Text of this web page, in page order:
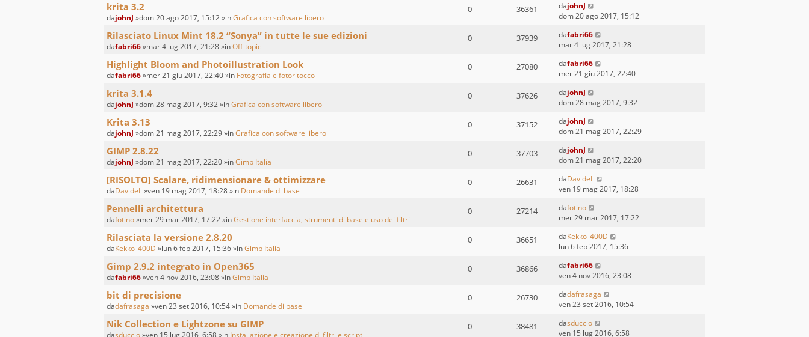
krita 3.2
dajohnJ »dom 20 ago 2017, 15:12 »inGrafica con software libero
0 36361 dajohnJ
dom 20 ago 2017, 15:12
Rilasciato Linux Mint 18.2 “Sonya” in tutte le sue edizioni
dafabri66»mar 4 lug 2017, 21:28 »inOff-topic
0 37939 dafabri66
mar 4 lug 2017, 21:28
Highlight Bloom and Photoillustration Look
dafabri66»mer 21 giu 2017, 22:40 »in Fotografia e fotoritocco
0 27080 dafabri66
mer 21 giu 2017, 22:40
krita 3.1.4
dajohnJ »dom 28 mag 2017, 9:32 »inGrafica con software libero
0 37626 dajohnJ
dom 28 mag 2017, 9:32
Krita 3.13
dajohnJ »dom 21 mag 2017, 22:29 »inGrafica con software libero
0 37152 dajohnJ
dom 21 mag 2017, 22:29
GIMP 2.8.22
dajohnJ »dom 21 mag 2017, 22:20 »inGimp Italia
0 37703 dajohnJ
dom 21 mag 2017, 22:20
[RISOLTO] Scalare, ridimensionare & ottimizzare
daDavideL»ven 19 mag 2017, 18:28 »in Domande di base
0 26631 daDavideL
ven 19 mag 2017, 18:28
Pennelli architettura
dafotino»mer 29 mar 2017, 17:22 »inGestione interfaccia, strumenti di base e uso dei filtri
0 27214 dafotino
mer 29 mar 2017, 17:22
Rilasciata la versione 2.8.20
daKekko_400D »lun 6 feb 2017, 15:36 »inGimp Italia
0 36651 daKekko_400D
lun 6 feb 2017, 15:36
Gimp 2.9.2 integrato in Open365
dafabri66»ven 4 nov 2016, 23:08 »inGimp Italia
0 36866 dafabri66
ven 4 nov 2016, 23:08
bit di precisione
dadafrasaga »ven 23 set 2016, 10:54 »in Domande di base
0 26730 dadafrasaga
ven 23 set 2016, 10:54
Nik Collection e Lightzone su GIMP 0 38481 dasduccio
ven 15 lug 2016, 6:58